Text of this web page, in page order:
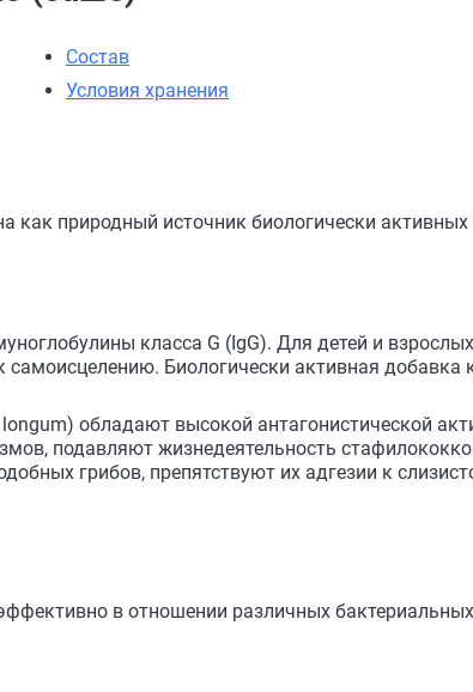
Состав
Условия хранения
природный источник биологически
класса G (IgG). Для детей и
самоисцелению. Биологически активная добавка
обладают высокой антагонистической
подавляют жизнедеятельность
грибов, препятствуют их адгезии к
в отношении различных